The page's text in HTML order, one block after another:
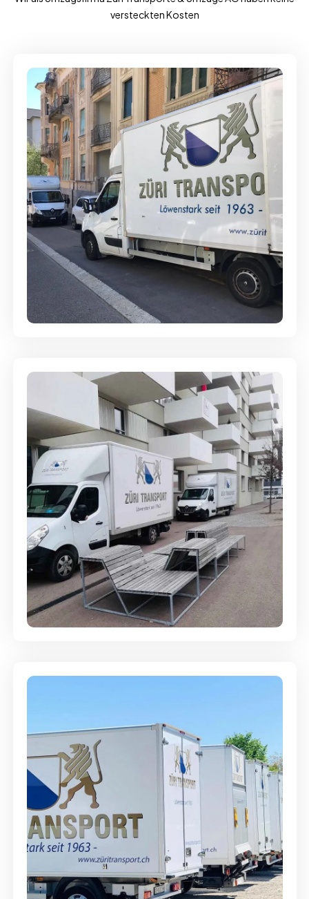
versteckten Kosten
Full-Service - Für Privatumzüge
Umzugsreinigung - mit
Abgabegarantie
Möbellagerung - Alles sicher